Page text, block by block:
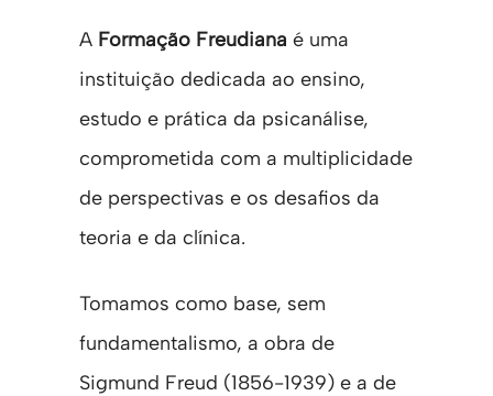
A Formação Freudiana é uma
instituição dedicada ao ensino,
estudo e prática da psicanálise,
comprometida com a multiplicidade
de perspectivas e os desafios da
teoria e da clínica.
Tomamos como base, sem
fundamentalismo, a obra de
Sigmund Freud (1856-1939) e a de